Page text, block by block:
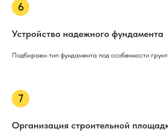
Устройство надежного фундамента
Подбираем тип фундамента под особенности
Организация строительной